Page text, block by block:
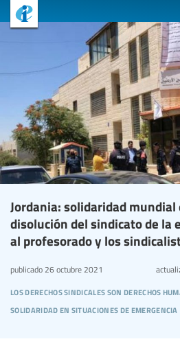
Jordania: solidaridad mundial
disolución del sindicato de la
al profesorado y los
los derechos sindicales son derechos
solidaridad en situaciones de emergencia
publicado 26 octubre 2021